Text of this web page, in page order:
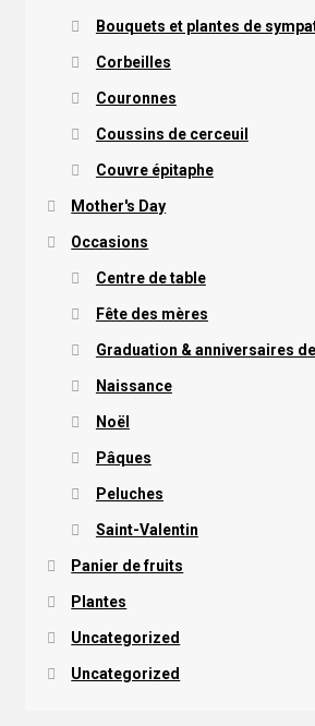
Bouquets et plantes de
Corbeilles
Couronnes
Coussins de cerceuil
Couvre épitaphe
Mother's Day
Occasions
Centre de table
Fête des mères
Graduation & anniversaires
Naissance
Noël
Pâques
Peluches
Saint-Valentin
Panier de fruits
Plantes
Uncategorized
Uncategorized